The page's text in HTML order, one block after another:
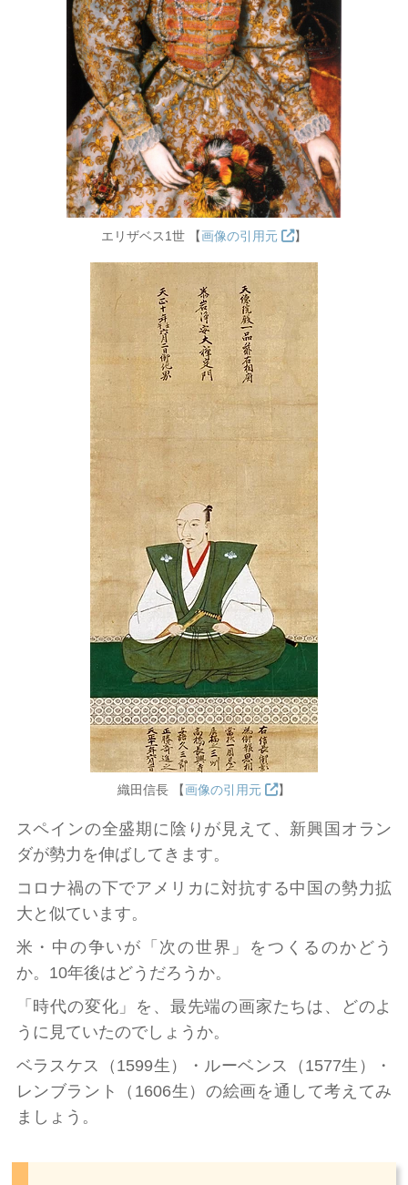
エリザベス1世 【画像の引用元 】
織田信長 【画像の引用元 】
スペインの全盛期に陰りが見えて、新興国オラン
ダが勢力を伸ばしてきます。
コロナ禍の下でアメリカに対抗する中国の勢力拡
大と似ています。
米・中の争いが「次の世界」をつくるのかどう
か。10年後はどうだろうか。
「時代の変化」を、最先端の画家たちは、どのよ
うに見ていたのでしょうか。
ベラスケス（1599生）・ルーベンス（1577生）・
レンブラント（1606生）の絵画を通して考えてみ
ましょう。